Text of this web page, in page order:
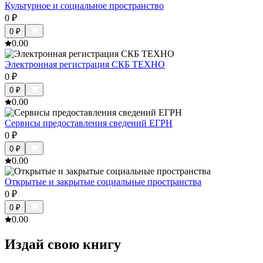
Культурное и социальное пространство
0 ₽
0 ₽
0.00
Электронная регистрация СКБ ТЕХНО
0 ₽
0 ₽
0.00
Сервисы предоставления сведений ЕГРН
0 ₽
0 ₽
0.00
Открытые и закрытые социальные пространства
0 ₽
0 ₽
0.00
Издай свою книгу